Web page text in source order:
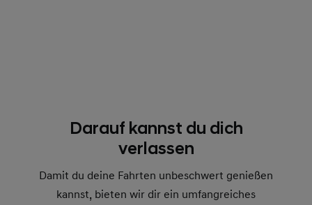
Darauf kannst du dich
verlassen
Damit du deine Fahrten unbeschwert genießen
kannst, bieten wir dir ein umfangreiches